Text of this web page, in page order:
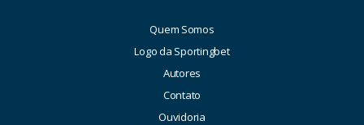
Quem Somos
Logo da Sportingbet
Autores
Contato
Ouvidoria